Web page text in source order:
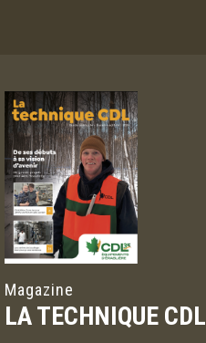
Magazine
LA TECHNIQUE CDL